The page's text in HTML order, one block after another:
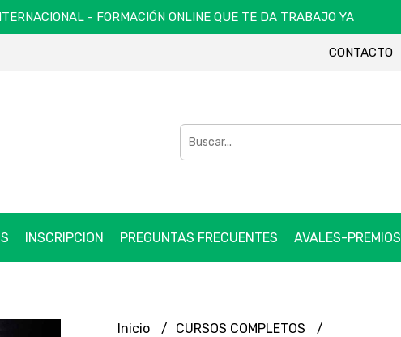
- FORMACIÓN ONLINE QUE TE DA TRABAJO YA
CONTACTO
INSCRIPCION PREGUNTAS FRECUENTES AVALES-PREMIOS
Inicio
CURSOS COMPLETOS